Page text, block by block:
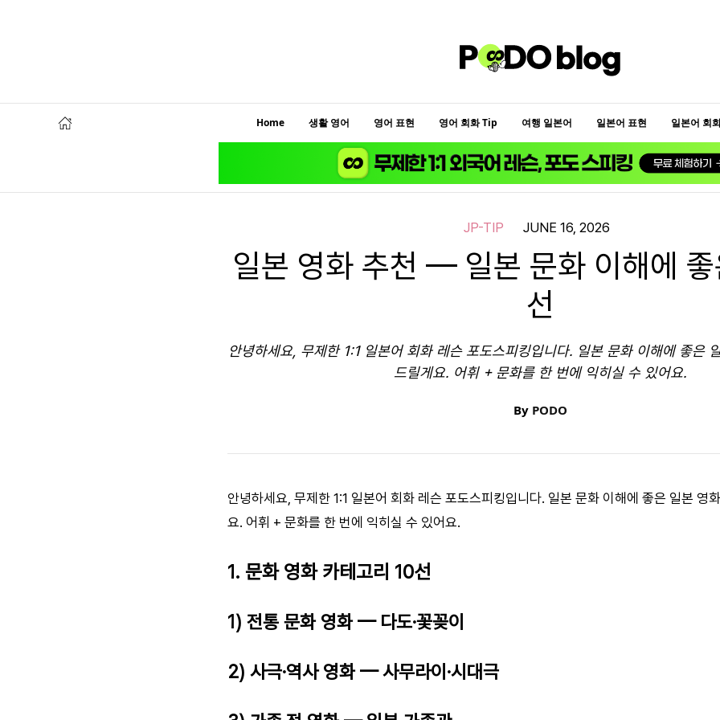
Home 생활 영어 영어 표현 영어 회화 Tip 여행 일본어 일본어 표현 일본어 회
JP-TIP JUNE 16, 2026
일본 영화 추천 — 일본 문화 이해에
선
안녕하세요, 무제한 1:1 일본어 회화 레슨 포도스피킹입니다. 일본 문화 이해에 좋은
드릴게요. 어휘 + 문화를 한 번에 익히실 수 있어요.
By PODO
안녕하세요, 무제한 1:1 일본어 회화 레슨 포도스피킹입니다. 일본 문화 이해에 좋은 일본 영
요. 어휘 + 문화를 한 번에 익히실 수 있어요.
1. 문화 영화 카테고리 10선
1) 전통 문화 영화 — 다도·꽃꽂이
2) 사극·역사 영화 — 사무라이·시대극